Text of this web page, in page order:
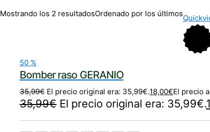
Mostrando los 2 resultadosOrdenado por los últimos
50 %
Bomber raso GERANIO
35,99€ El precio original era: 35,99€.18,00€El precio
35,99€ El precio original era: 35,99€.